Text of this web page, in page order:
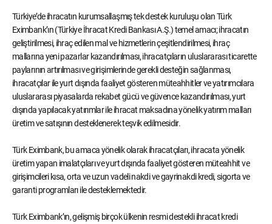
Türkiye’de ihracatın kurumsallaşmış tek destek kuruluşu olan Türk
Eximbank’ın (Türkiye İhracat Kredi Bankası A.Ş.) temel amacı; ihracatın
geliştirilmesi, ihraç edilen mal ve hizmetlerin çeşitlendirilmesi, ihraç
mallarına yeni pazarlar kazandırılması, ihracatçıların uluslararası ticarette
paylarının artırılması ve girişimlerinde gerekli desteğin sağlanması,
ihracatçılar ile yurt dışında faaliyet gösteren müteahhitler ve yatırımcılara
uluslararası piyasalarda rekabet gücü ve güvence kazandırılması, yurt
dışında yapılacak yatırımlar ile ihracat maksadına yönelik yatırım malları
üretim ve satışının desteklenerek teşvik edilmesidir.
Türk Eximbank, bu amaca yönelik olarak ihracatçıları, ihracata yönelik
üretim yapan imalatçıları ve yurt dışında faaliyet gösteren müteahhit ve
girişimcileri kısa, orta ve uzun vadeli nakdi ve gayrinakdi kredi, sigorta ve
garanti programları ile desteklemektedir.
Türk Eximbank’ın, gelişmiş birçok ülkenin resmi destekli ihracat kredi